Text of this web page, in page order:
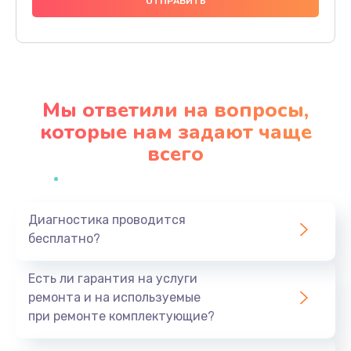
500 руб.
Заказать
500 руб.
Заказать
Заказать
500 руб.
Заказать
Мы ответили на вопросы,
которые нам задают чаще
всего
Диагностика проводится
бесплатно?
Есть ли гарантия на услуги
ремонта и на используемые
при ремонте комплектующие?